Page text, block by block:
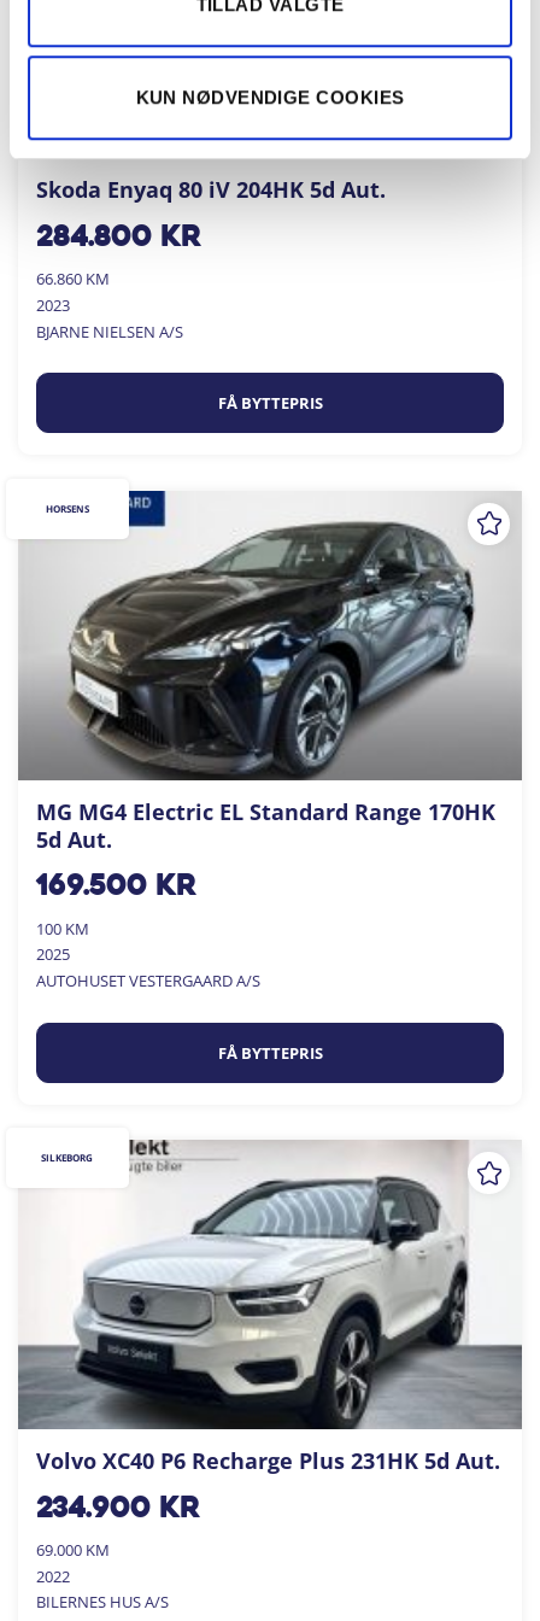
KUN NØDVENDIGE COOKIES
Skoda Enyaq 80 iV 204HK 5d Aut.
284.800kr
66.860 KM
2023
BJARNE NIELSEN A/S
FÅ BYTTEPRIS
MG MG4 Electric EL Standard Range 170HK
5d Aut.
169.500kr
100 KM
2025
AUTOHUSET VESTERGAARD A/S
FÅ BYTTEPRIS
HORSENS
Volvo XC40 P6 Recharge Plus 231HK 5d Aut.
234.900kr
69.000 KM
2022
BILERNES HUS A/S
SILKEBORG